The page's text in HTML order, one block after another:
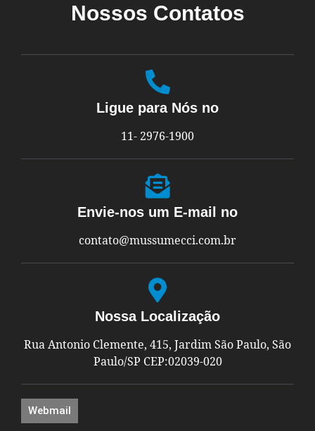
Nossos Contatos
Ligue para Nós no
11- 2976-1900
Envie-nos um E-mail no
contato@mussumecci.com.br
Nossa Localização
Rua Antonio Clemente, 415, Jardim São Paulo, São
Paulo/SP CEP:02039-020
Webmail